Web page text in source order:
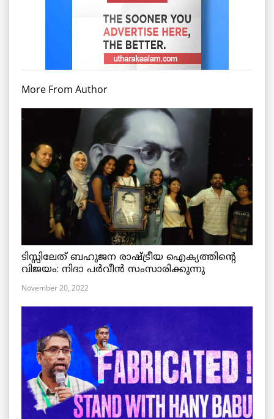
More From Author
ടിസ്സിലേത് ബഹുജന രാഷ്ട്രീയ ഐക്യത്തിന്റെ
വിജയം: നിദാ പർവീൻ സംസാരിക്കുന്നു
November 20, 2022